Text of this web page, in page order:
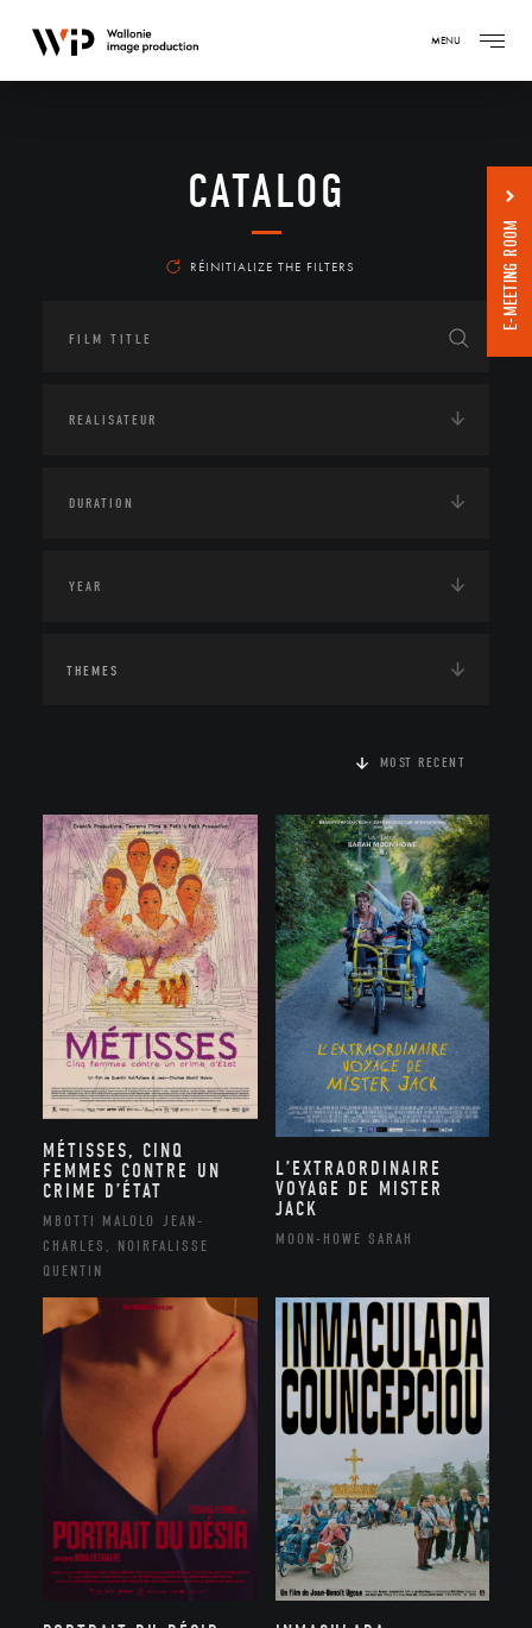
MENU
CATALOG
RÉINITIALIZE THE FILTERS
THEMES
MOST RECENT
MÉTISSES, CINQ
FEMMES CONTRE UN
CRIME D’ÉTAT
MBOTTI MALOLO JEAN-
CHARLES, NOIRFALISSE
QUENTIN
L’EXTRAORDINAIRE
VOYAGE DE MISTER
JACK
MOON-HOWE SARAH
E-MEETING ROOM